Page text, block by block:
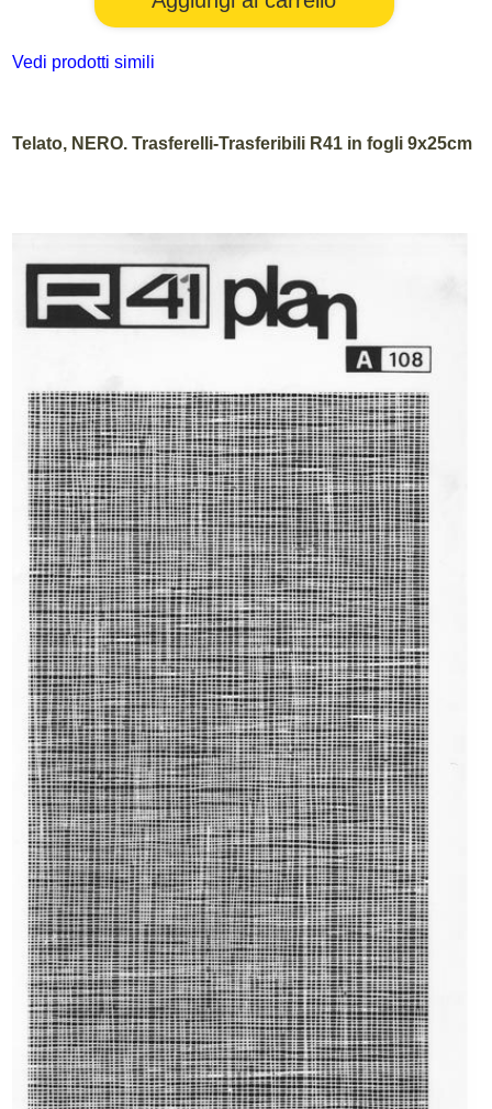
Vedi prodotti simili
Telato, NERO. Trasferelli-Trasferibili R41 in fogli 9x25cm